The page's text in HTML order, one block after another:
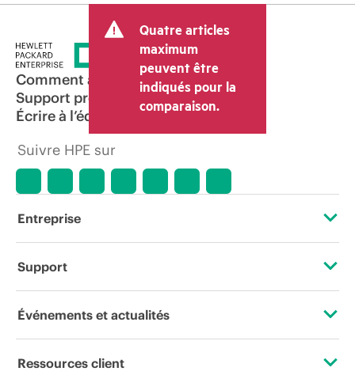
Quatre articles
maximum
peuvent être
indiqués pour la
comparaison.
Comment acheter
Support produit
Écrire à l’équipe commerciale
Suivre HPE sur
Entreprise
À propos de HPE
Support
Services d’assistance opérationnelle (OSS)
Événements et actualités
Événements
Ressources client